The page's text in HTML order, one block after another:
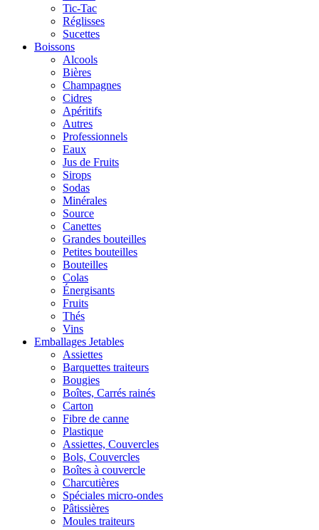
Tic-Tac
Réglisses
Sucettes
Boissons
Alcools
Bières
Champagnes
Cidres
Apéritifs
Autres
Professionnels
Eaux
Jus de Fruits
Sirops
Sodas
Minérales
Source
Canettes
Grandes bouteilles
Petites bouteilles
Bouteilles
Colas
Énergisants
Fruits
Thés
Vins
Emballages Jetables
Assiettes
Barquettes traiteurs
Bougies
Boîtes, Carrés rainés
Carton
Fibre de canne
Plastique
Assiettes, Couvercles
Bols, Couvercles
Boîtes à couvercle
Charcutières
Spéciales micro-ondes
Pâtissières
Moules traiteurs